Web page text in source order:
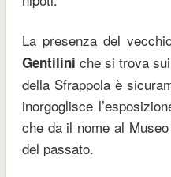
La presenza del
Gentiliniche si trova
della Sfrappola è
inorgoglisce
che da il nome al
del passato.